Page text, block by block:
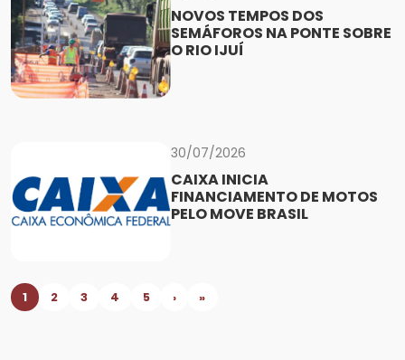
NOVOS TEMPOS DOS
SEMÁFOROS NA PONTE SOBRE
O RIO IJUÍ
30/07/2026
CAIXA INICIA
FINANCIAMENTO DE MOTOS
PELO MOVE BRASIL
1 2 3 4 5 › »